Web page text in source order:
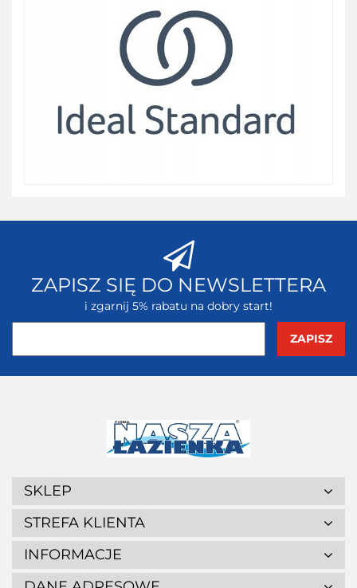
ZAPISZ SIĘ DO NEWSLETTERA
i zgarnij 5% rabatu na dobry start!
SKLEP
STREFA KLIENTA
INFORMACJE